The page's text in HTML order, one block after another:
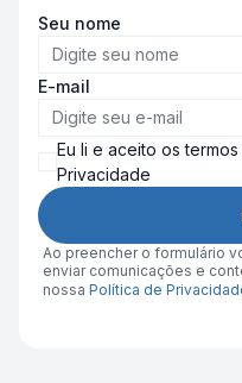
Seu nome
E-mail
Eu li e aceito os
Privacidade
Ao preencher o formulário
enviar comunicações e
nossa Política de